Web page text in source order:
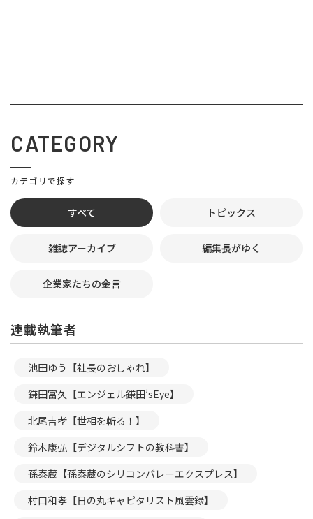
CATEGORY
カテゴリで探す
すべて トピックス
雑誌アーカイブ 編集長がゆく
企業家たちの金言
連載執筆者
池田ゆう【社長のおしゃれ】
鎌田富久【エンジェル鎌田’sEye】
北尾吉孝【世相を斬る！】
鈴木康弘【デジタルシフトの教科書】
孫泰蔵【孫泰蔵のシリコンバレーエクスプレス】
村口和孝【日の丸キャピタリスト風雲録】